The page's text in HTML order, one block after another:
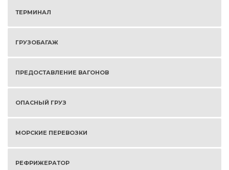
ТЕРМИНАЛ
ГРУЗОБАГАЖ
ПРЕДОСТАВЛЕНИЕ ВАГОНОВ
ОПАСНЫЙ ГРУЗ
МОРСКИЕ ПЕРЕВОЗКИ
РЕФРИЖЕРАТОР